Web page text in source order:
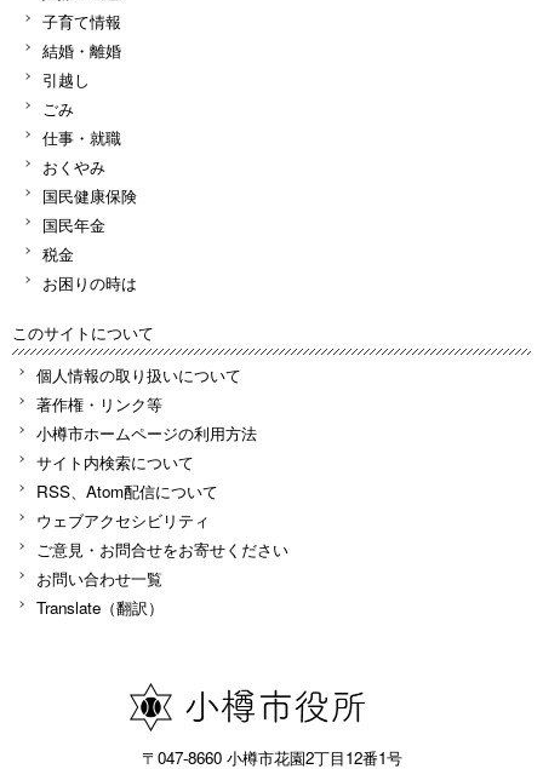
子育て情報
結婚・離婚
引越し
ごみ
仕事・就職
おくやみ
国民健康保険
国民年金
税金
お困りの時は
このサイトについて
個人情報の取り扱いについて
著作権・リンク等
小樽市ホームページの利用方法
サイト内検索について
RSS、Atom配信について
ウェブアクセシビリティ
ご意見・お問合せをお寄せください
お問い合わせ一覧
Translate（翻訳）
〒047-8660 小樽市花園2丁目12番1号